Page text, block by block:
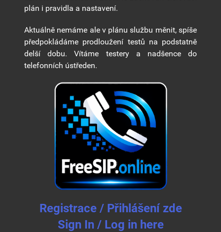
plán i pravidla a nastavení.
Aktuálně nemáme ale v plánu službu měnit, spíše
předpokládáme prodloužení testů na podstatně
delší dobu. Vítáme testery a nadšence do
telefonních ústředen.
Registrace / Přihlášení zde
Sign In / Log in here